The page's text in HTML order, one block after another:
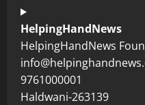
HelpingHandNews
HelpingHandNews
9761000001
Haldwani-263139